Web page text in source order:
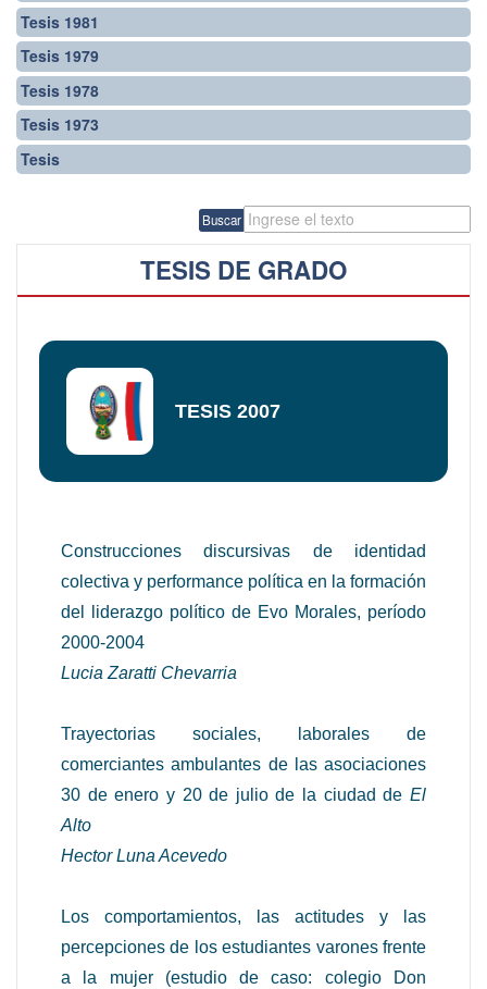
Tesis 1981
Tesis 1979
Tesis 1978
Tesis 1973
Tesis
Buscar
TESIS DE GRADO
TESIS 2007
Construcciones discursivas de identidad
colectiva y performance política en la formación
del liderazgo político de Evo Morales, período
2000-2004
Lucia Zaratti Chevarria
Trayectorias sociales, laborales de
comerciantes ambulantes de las asociaciones
30 de enero y 20 de julio de la ciudad de El
Alto
Hector Luna Acevedo
Los comportamientos, las actitudes y las
percepciones de los estudiantes varones frente
a la mujer (estudio de caso: colegio Don